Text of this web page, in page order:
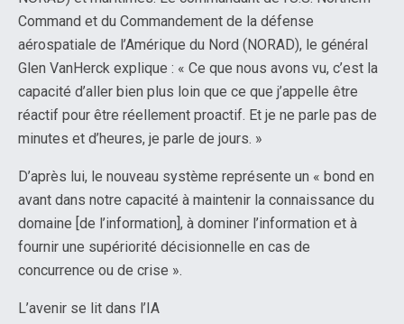
Command et du Commandement de la défense
aérospatiale de l’Amérique du Nord (NORAD), le général
Glen VanHerck explique : « Ce que nous avons vu, c’est la
capacité d’aller bien plus loin que ce que j’appelle être
réactif pour être réellement proactif. Et je ne parle pas de
minutes et d’heures, je parle de jours. »
D’après lui, le nouveau système représente un « bond en
avant dans notre capacité à maintenir la connaissance du
domaine [de l’information], à dominer l’information et à
fournir une supériorité décisionnelle en cas de
concurrence ou de crise ».
L’avenir se lit dans l’IA